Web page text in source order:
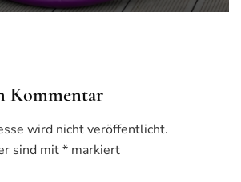
Kommentar
wird nicht veröffentlicht.
sind mit* markiert